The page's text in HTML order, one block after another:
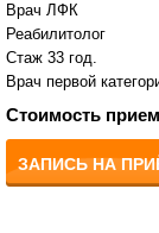
Врач ЛФК
Реабилитолог
Стаж 33 год.
Врач первой
Стоимость
ЗАПИСЬ НА